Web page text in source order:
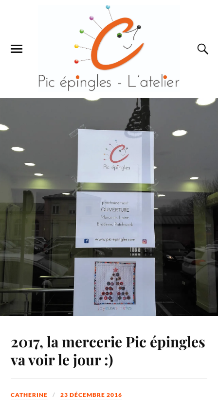
2017, la mercerie Pic épingles
va voir le jour :)
CATHERINE 23 DÉCEMBRE 2016